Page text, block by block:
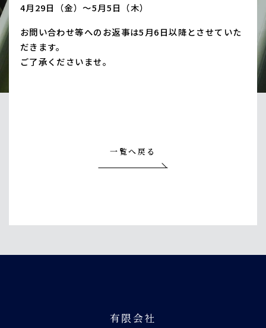
4月29日（金）～5月5日（木）
お問い合わせ等へのお返事は5月6日以降とさせていた
だきます。
ご了承くださいませ。
一覧へ戻る
有限会社